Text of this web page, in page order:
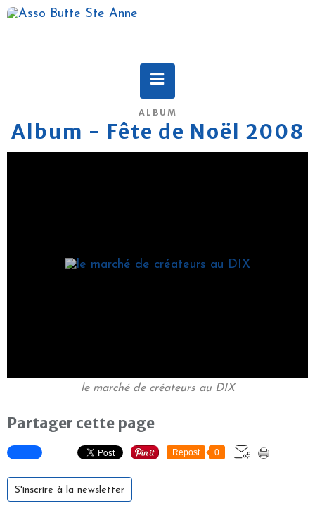
ALBUM
Album - Fête de Noël 2008
le marché de créateurs au DIX
Partager cette page
Repost 0
S'inscrire à la newsletter